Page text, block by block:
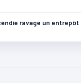
ravage un entrepôt